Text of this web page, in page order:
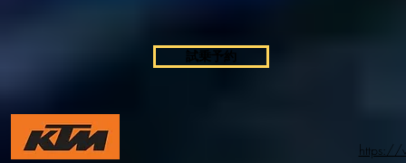
試乗予約
https://